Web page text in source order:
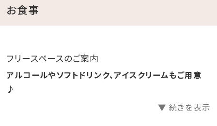
※温水ではございません。
※落雷の恐れや悪天時は安全の為ご利用を中止いたし
※満車の場合は近隣のコインパーキングのご利用をお
お食事
フリースペースのご案内
アルコールやソフトドリンク、アイスクリームもご用意
♪
▼ 続きを表示